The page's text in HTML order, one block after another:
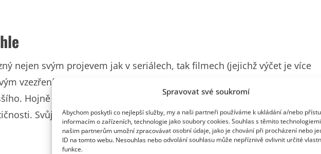
Spravovat své soukromí
Abychom poskytli co nejlepší služby, my a naši partneři používáme k ukládání a/nebo
informacím o zařízeních, technologie jako soubory cookies. Souhlas s těmito
našim partnerům umožní zpracovávat osobní údaje, jako je chování při procházení nebo
ID na tomto webu. Nesouhlas nebo odvolání souhlasu může nepříznivě ovlivnit určité
funkce.
nejen svým projevem jak v seriálech, tak filmech (jejichž výčet je více
vzezřením. Je totiž velmi vysoký, a ve svém oboru dokonce platí za
Hojně obsazovaný Zach má své „pracovní“ bydlení v Praze, drží si
Svůj civilní život nicméně už před dlouhou dobou přenesl spíše